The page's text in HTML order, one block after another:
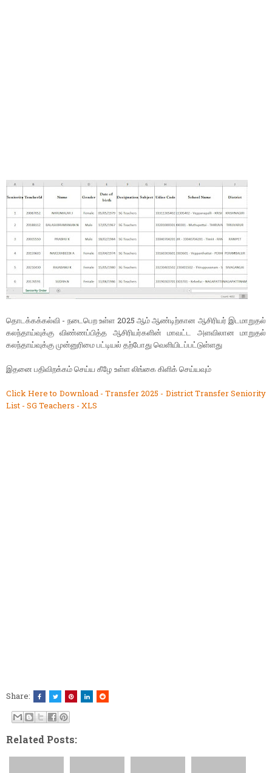
தொடக்கக்கல்வி - நடைபெற உள்ள 2025 ஆம் ஆண்டிற்கான ஆசிரியர் இடமாறுதல்
கலந்தாய்வுக்கு விண்ணப்பித்த ஆசிரியர்களின் மாவட்ட அளவிலான மாறுதல்
கலந்தாய்வுக்கு முன்னுரிமை பட்டியல் தற்போது வெளியிடப்பட்டுள்ளது
இதனை பதிவிறக்கம் செய்ய கீழே உள்ள லிங்கை கிளிக் செய்யவும்
Click Here to Download - Transfer 2025 - District Transfer Seniority
List - SG Teachers - XLS
Share:
Related Posts: